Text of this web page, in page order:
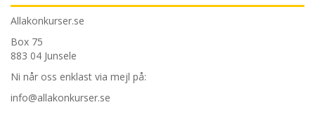
Allakonkurser.se
Box 75
883 04 Junsele
Ni når oss enklast via mejl på:
info@allakonkurser.se